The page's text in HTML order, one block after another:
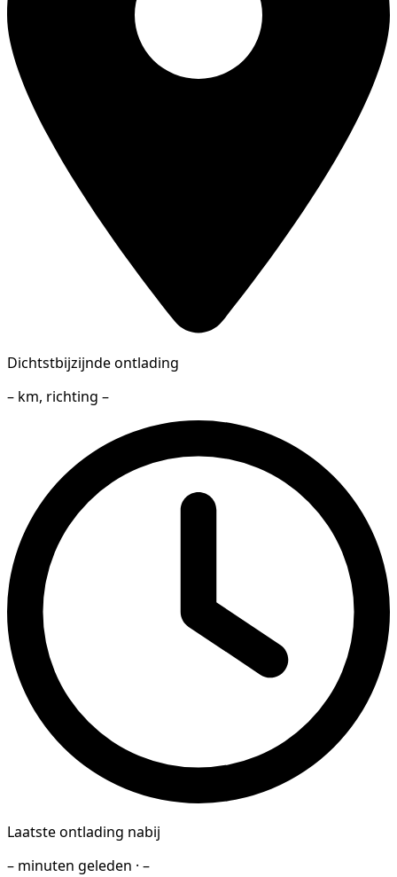
Dichtstbijzijnde ontlading
– km, richting –
Laatste ontlading nabij
– minuten geleden · –